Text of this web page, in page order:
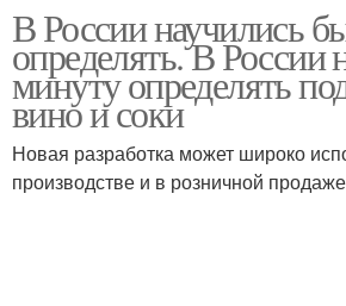
В России научились
определять. В России
минуту определять
вино и соки
Новая разработка может широко
производстве и в розничной